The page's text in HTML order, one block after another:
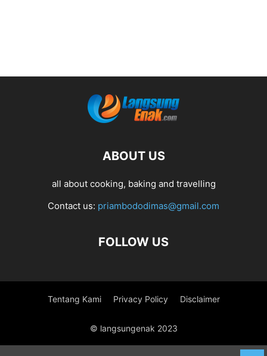
ABOUT US
all about cooking, baking and travelling
Contact us: priambododimas@gmail.com
FOLLOW US
Tentang Kami Privacy Policy Disclaimer
© langsungenak 2023